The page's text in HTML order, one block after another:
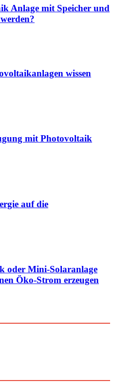
Anlage mit Speicher und
wissen
mit Photovoltaik
auf die
oder Mini-Solaranlage
Öko-Strom erzeugen